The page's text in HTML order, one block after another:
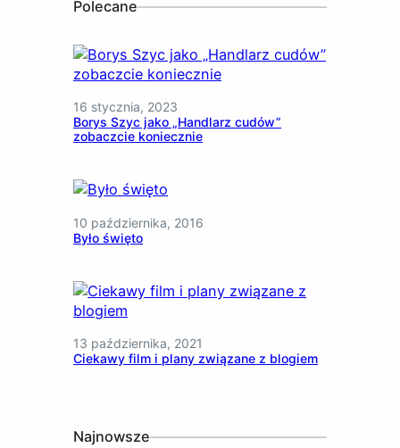
Polecane
16 stycznia, 2023
Borys Szyc jako „Handlarz cudów”
zobaczcie koniecznie
10 października, 2016
Było święto
13 października, 2021
Ciekawy film i plany związane z blogiem
Najnowsze